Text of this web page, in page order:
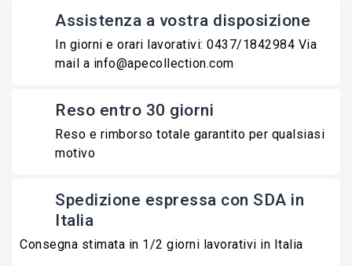
Assistenza a vostra disposizione
In giorni e orari lavorativi: 0437/1842984 Via
mail a info@apecollection.com
Reso entro 30 giorni
Reso e rimborso totale garantito per qualsiasi
motivo
Spedizione espressa con SDA in
Italia
Consegna stimata in 1/2 giorni lavorativi in Italia